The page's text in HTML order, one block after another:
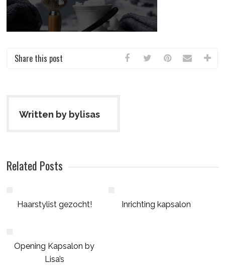
Share this post
Written by bylisas
Related Posts
Haarstylist gezocht! Inrichting kapsalon
Opening Kapsalon by
Lisa’s